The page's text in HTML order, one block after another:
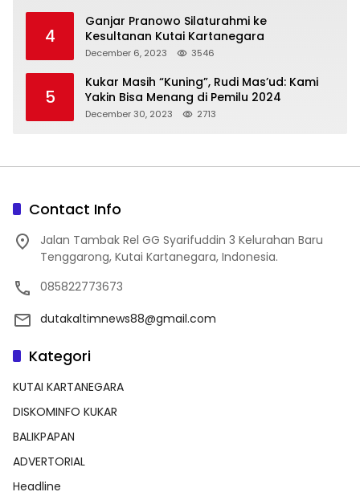
4
Ganjar Pranowo Silaturahmi ke
Kesultanan Kutai Kartanegara
December 6, 2023 3546
5
Kukar Masih “Kuning”, Rudi Mas’ud: Kami
Yakin Bisa Menang di Pemilu 2024
December 30, 2023 2713
Contact Info
Jalan Tambak Rel GG Syarifuddin 3 Kelurahan Baru
Tenggarong, Kutai Kartanegara, Indonesia.
085822773673
dutakaltimnews88@gmail.com
Kategori
KUTAI KARTANEGARA
DISKOMINFO KUKAR
BALIKPAPAN
ADVERTORIAL
Headline